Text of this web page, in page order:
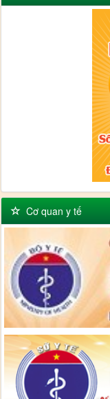
Cơ quan y tế